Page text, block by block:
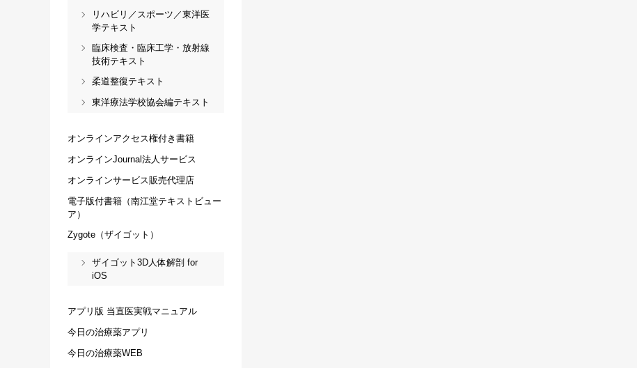
リハビリ／スポーツ／東洋医
学テキスト
臨床検査・臨床工学・放射線
技術テキスト
柔道整復テキスト
東洋療法学校協会編テキスト
オンラインアクセス権付き書籍
オンラインJournal法人サービス
オンラインサービス販売代理店
電子版付書籍（南江堂テキストビュー
ア）
Zygote（ザイゴット）
ザイゴット3D人体解剖 for
iOS
アプリ版 当直医実戦マニュアル
今日の治療薬アプリ
今日の治療薬WEB